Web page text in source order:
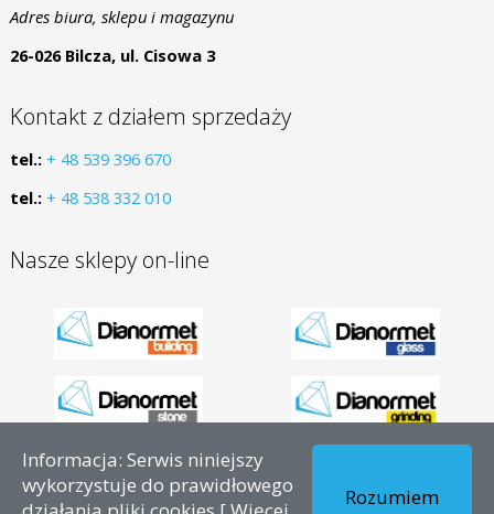
Adres biura, sklepu i magazynu
26-026 Bilcza, ul. Cisowa 3
Kontakt z działem sprzedaży
tel.: + 48 539 396 670
tel.: + 48 538 332 010
Nasze sklepy on-line
Copyright © 2026 - PL – Dianormet - Wszelkie prawa
zastrzeżone.
Informacja: Serwis niniejszy
wykorzystuje do prawidłowego
Rozumiem